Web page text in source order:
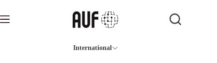
contenu
International